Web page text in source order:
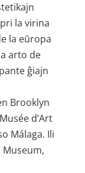
la virina
la eŭropa
arto de
ĝiajn
Brooklyn
d’Art
Málaga. Ili